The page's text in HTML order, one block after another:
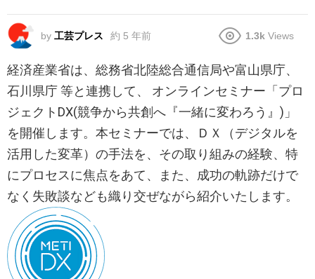
by 工芸プレス 約 5 年前 1.3k Views
経済産業省は、総務省北陸総合通信局や富山県庁、
石川県庁 等と連携して、 オンラインセミナー「プロ
ジェクトDX(競争から共創へ『一緒に変わろう』)」
を開催します。本セミナーでは、ＤＸ（デジタルを
活用した変革）の手法を、その取り組みの経験、特
にプロセスに焦点をあて、また、成功の軌跡だけで
なく失敗談なども織り交ぜながら紹介いたします。